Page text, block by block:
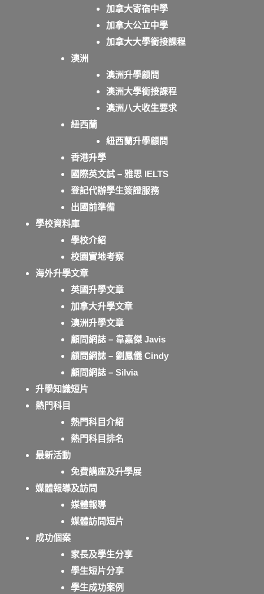
加拿大寄宿中學
加拿大公立中學
加拿大大學銜接課程
澳洲
澳洲升學顧問
澳洲大學銜接課程
澳洲八大收生要求
紐西蘭
紐西蘭升學顧問
香港升學
國際英文試 – 雅思 IELTS
登記代辦學生簽證服務
出國前準備
學校資料庫
學校介紹
校園實地考察
海外升學文章
英國升學文章
加拿大升學文章
澳洲升學文章
顧問網誌 – 韋嘉傑 Javis
顧問網誌 – 劉鳳儀 Cindy
顧問網誌 – Silvia
升學知識短片
熱門科目
熱門科目介紹
熱門科目排名
最新活動
免費講座及升學展
媒體報導及訪問
媒體報導
媒體訪問短片
成功個案
家長及學生分享
學生短片分享
學生成功案例